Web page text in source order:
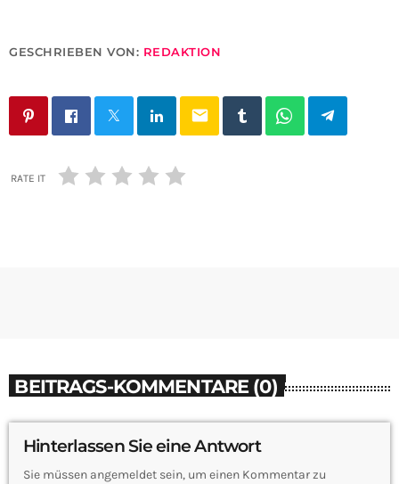
GESCHRIEBEN VON: REDAKTION
email
RATE IT
BEITRAGS-KOMMENTARE (0)
Hinterlassen Sie eine Antwort
Sie müssen angemeldet sein, um einen Kommentar zu